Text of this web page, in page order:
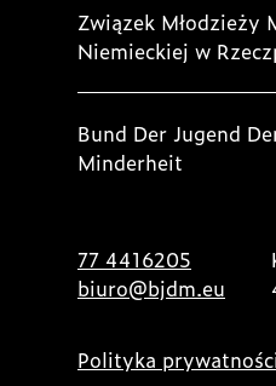
Związek Młodzieży
Niemieckiej w
Bund Der Jugend
Minderheit
77 4416205
biuro@bjdm.eu
Polityka